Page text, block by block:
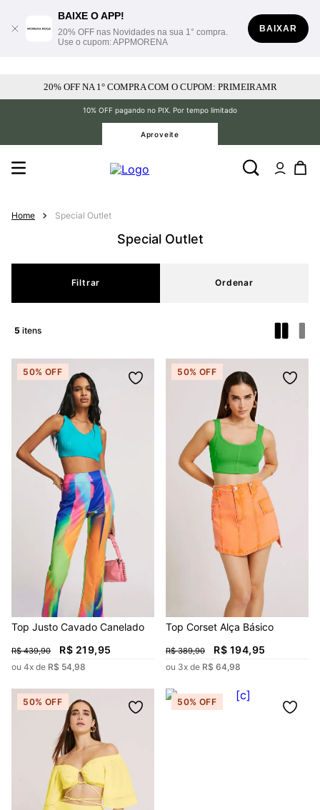
BAIXE O APP!
20% OFF nas Novidades na sua 1° compra.
Use o cupom: APPMORENA
BAIXAR
20% OFF NA 1° COMPRA COM O CUPOM: PRIMEIRAMR
10% OFF pagando no PIX. Por tempo limitado
Aproveite
Special Outlet
Special Outlet
Filtrar
5
50% OFF
Top Justo Cavado Canelado
R$ 439,90 R$ 219,95
ou 4x de R$ 54 98
50% OFF
Top Corset Alça Básico
R$ 389,90 R$ 194,95
ou 3x de R$ 64 98
50% OFF 50% OFF